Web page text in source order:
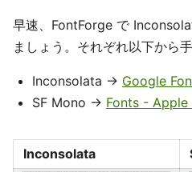
早速、FontForge で
ましょう。それぞれ以下から
Inconsolata → Google
SF Mono → Fonts -
Inconsolata